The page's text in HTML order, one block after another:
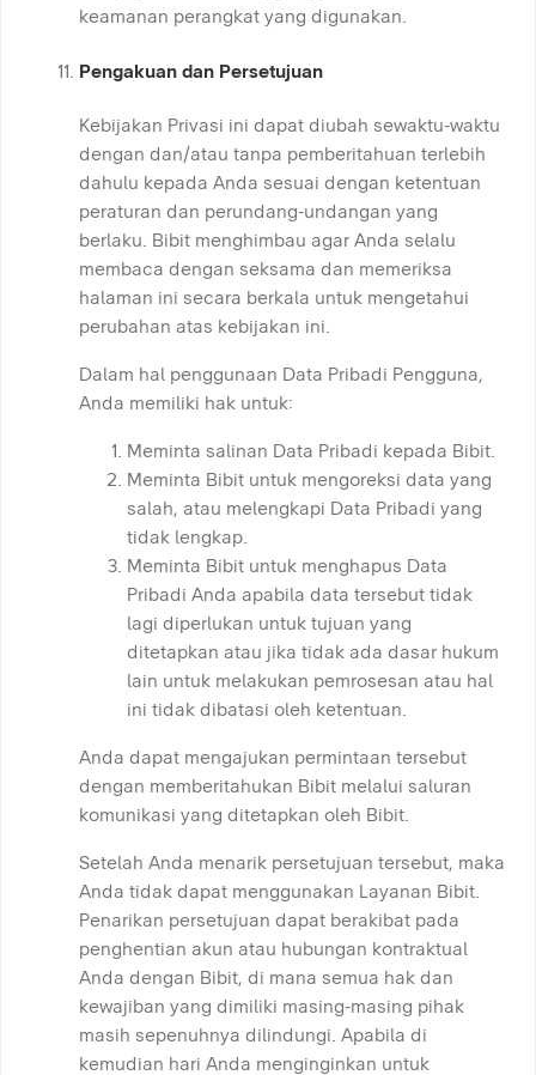
keamanan perangkat yang digunakan.
Pengakuan dan Persetujuan
Kebijakan Privasi ini dapat diubah sewaktu-waktu
dengan dan/atau tanpa pemberitahuan terlebih
dahulu kepada Anda sesuai dengan ketentuan
peraturan dan perundang-undangan yang
berlaku. Bibit menghimbau agar Anda selalu
membaca dengan seksama dan memeriksa
halaman ini secara berkala untuk mengetahui
perubahan atas kebijakan ini.
Dalam hal penggunaan Data Pribadi Pengguna,
Anda memiliki hak untuk:
Meminta salinan Data Pribadi kepada Bibit.
Meminta Bibit untuk mengoreksi data yang
salah, atau melengkapi Data Pribadi yang
tidak lengkap.
Meminta Bibit untuk menghapus Data
Pribadi Anda apabila data tersebut tidak
lagi diperlukan untuk tujuan yang
ditetapkan atau jika tidak ada dasar hukum
lain untuk melakukan pemrosesan atau hal
ini tidak dibatasi oleh ketentuan.
Anda dapat mengajukan permintaan tersebut
dengan memberitahukan Bibit melalui saluran
komunikasi yang ditetapkan oleh Bibit.
Setelah Anda menarik persetujuan tersebut, maka
Anda tidak dapat menggunakan Layanan Bibit.
Penarikan persetujuan dapat berakibat pada
penghentian akun atau hubungan kontraktual
Anda dengan Bibit, di mana semua hak dan
kewajiban yang dimiliki masing-masing pihak
masih sepenuhnya dilindungi. Apabila di
kemudian hari Anda menginginkan untuk